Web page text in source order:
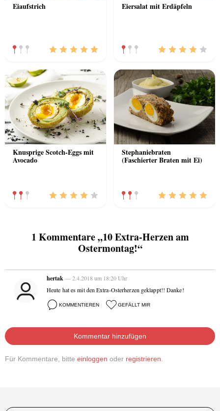
Eiaufstrich Eiersalat mit Erdäpfeln
Knusprige Scotch-Eggs mit
Avocado
Stephaniebraten
(Faschierter Braten mit Ei)
1 Kommentare „10 Extra-Herzen am
Ostermontag!“
hertak— 2.4.2018 um 18:20 Uhr
Heute hat es mit den Extra-Osterherzen geklappt!! Danke!
KOMMENTIEREN GEFÄLLT MIR
Kommentar hinzufügen
Für Kommentare, bitte einloggen oder registrieren